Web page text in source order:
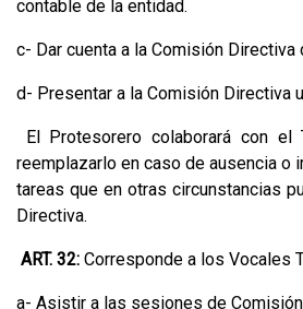
contable de la entidad.
c- Dar cuenta a la Comisión
d- Presentar a la Comisión Directiva
El Protesorero colaborará con
reemplazarlo en caso de ausencia
tareas que en otras circunstancias
Directiva.
ART. 32: Corresponde a los Vocales
a- Asistir a las sesiones de